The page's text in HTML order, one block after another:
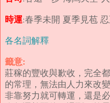
時運:春季未開 夏季見苞
各名詞解釋
籤意:
莊稼的豐收與歉收，完全
的常理，無法由人力來改
非靠努力就可轉運，還是